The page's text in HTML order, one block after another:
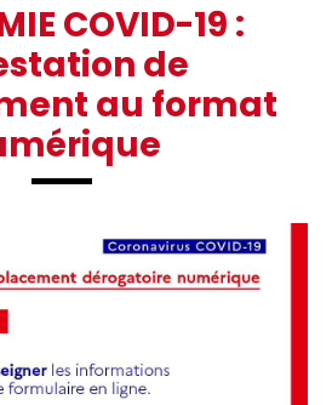
COVID-19 :
de
au format